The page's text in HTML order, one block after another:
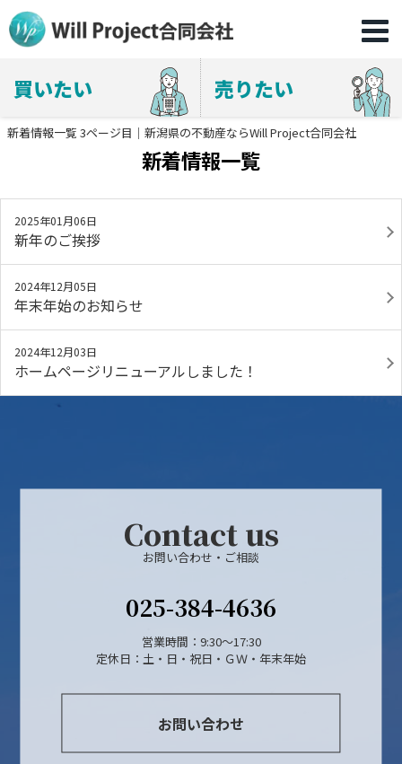
買いたい 売りたい
新着情報一覧 3ページ目｜新潟県の不動産ならWill Project合同会社
新着情報一覧
2025年01月06日
新年のご挨拶
2024年12月05日
年末年始のお知らせ
2024年12月03日
ホームページリニューアルしました！
Contact us
お問い合わせ・ご相談
025-384-4636
営業時間：9:30～17:30
定休日：土・日・祝日・ＧＷ・年末年始
お問い合わせ